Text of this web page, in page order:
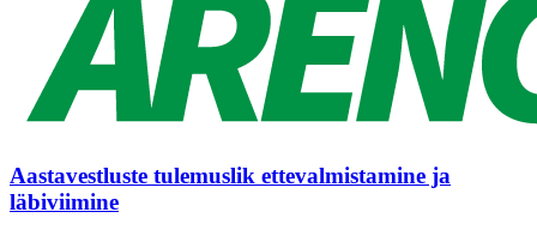
Aastavestluste tulemuslik ettevalmistamine ja
läbiviimine